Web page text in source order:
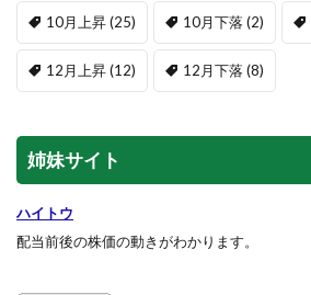
10月上昇(25) 10月下落 (2)
12月上昇(12) 12月下落 (8)
姉妹サイト
ハイトウ
配当前後の株価の動きがわかります。